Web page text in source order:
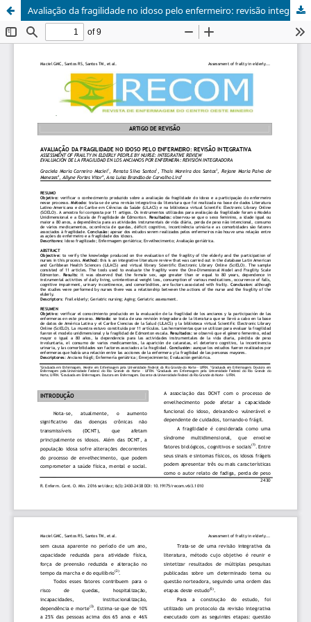
Avaliação da fragilidade no idoso pelo enfermeiro: revisão integrativa